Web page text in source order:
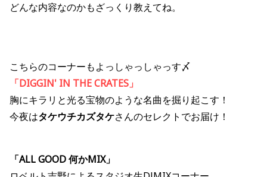
どんな内容なのかもざっくり教えてね。
こちらのコーナーもよっしゃっしゃっす〆
「DIGGIN' IN THE CRATES」
胸にキラリと光る宝物のような名曲を掘り起こす！
今夜はタケウチカズタケさんのセレクトでお届け！
「ALL GOOD 何かMIX」